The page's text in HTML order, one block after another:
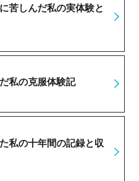
苦しんだ私の実体験と
私の克服体験記
私の十年間の記録と収